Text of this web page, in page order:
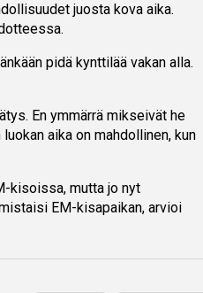
juosta kova aika.
pidä kynttilää vakan alla.
En ymmärrä mikseivät he
aika on mahdollinen, kun
kisoissa, mutta jo nyt
EM-kisapaikan, arvioi